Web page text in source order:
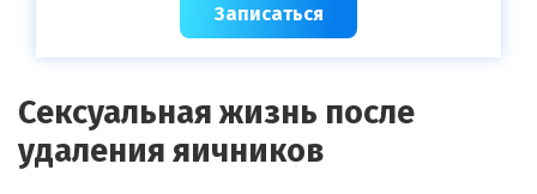
Записаться
Сексуальная жизнь после
удаления яичников